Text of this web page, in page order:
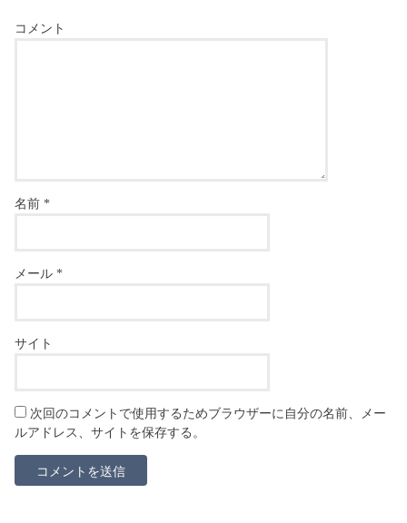
コメント
名前 *
メール *
サイト
次回のコメントで使用するためブラウザーに自分の名前、メー
ルアドレス、サイトを保存する。